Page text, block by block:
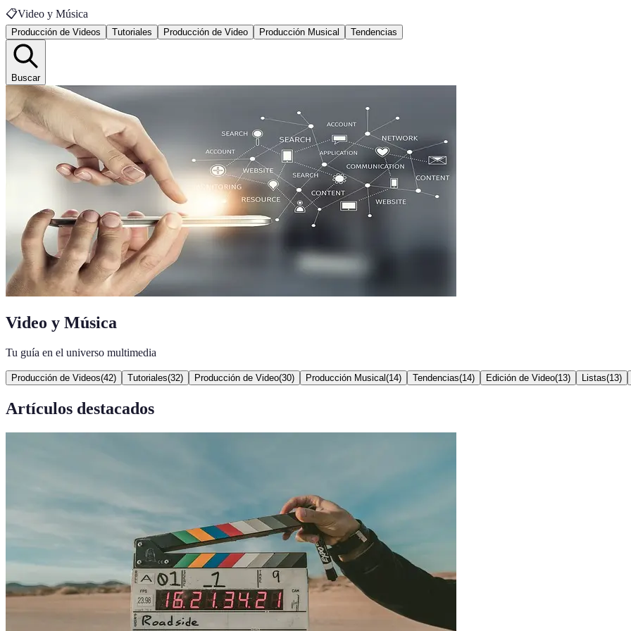
📋Video y Música
Producción de Videos Tutoriales Producción de Video Producción Musical Tendencias
Buscar
Video y Música
Tu guía en el universo multimedia
Producción de Videos(42) Tutoriales(32) Producción de Video(30) Producción Musical (14) Tendencias(14) Edición de Video(13) Listas(13)
Artículos destacados